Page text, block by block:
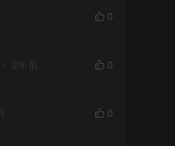
0
2年前
0
0